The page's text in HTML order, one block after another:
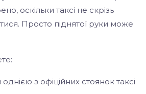
оскільки таксі не скрізь
Просто піднятої руки може
з офіційних стоянок таксі